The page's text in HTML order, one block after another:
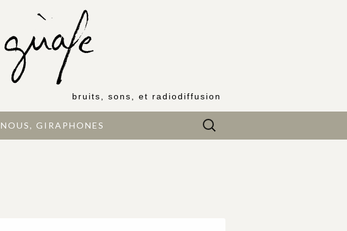
bruits, sons, et radiodiffusion
NOUS, GIRAPHONES Rechercher :